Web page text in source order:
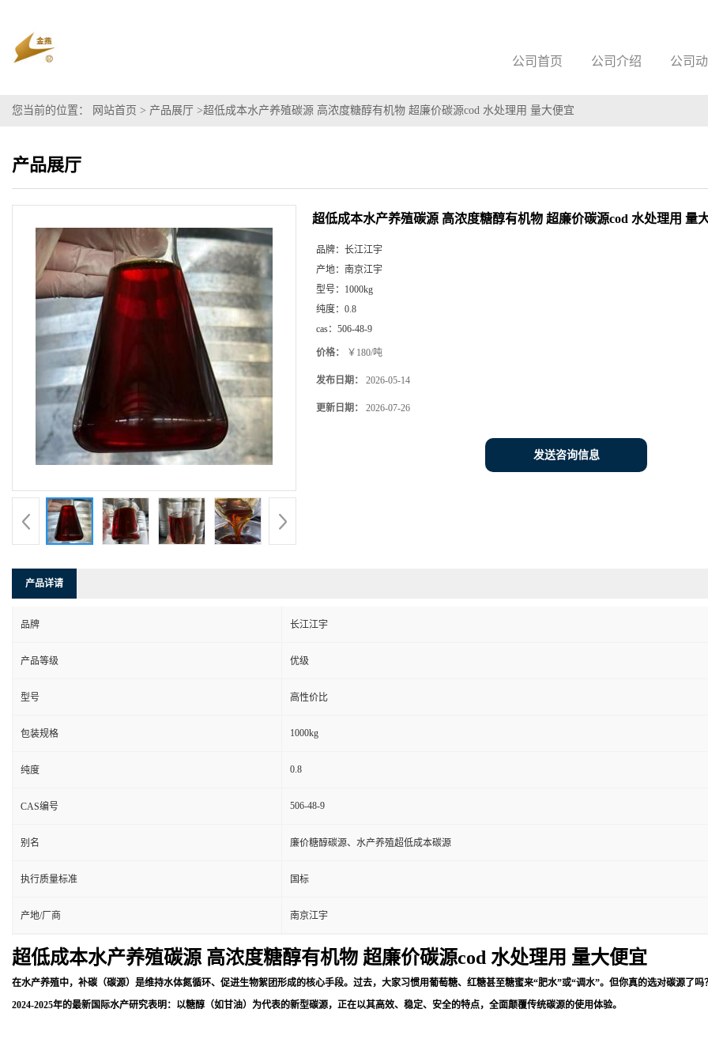
公司首页 公司介绍 公司
您当前的位置： 网站首页 > 产品展厅 >超低成本水产养殖碳源 高浓度糖醇有机物 超廉价碳源cod 水处理用 量大便宜
产品展厅
超低成本水产养殖碳源 高浓度糖醇有机物 超廉价碳源cod 水处理用 量
品牌： 长江江宇
产地： 南京江宇
型号： 1000kg
纯度： 0.8
cas： 506-48-9
价格： ￥180/吨
发布日期： 2026-05-14
更新日期： 2026-07-26
发送咨询信息
产品详请
品牌 长江江宇
产品等级 优级
型号 高性价比
包装规格 1000kg
纯度 0.8
CAS编号 506-48-9
别名 廉价糖醇碳源、水产养殖超低成本碳源
执行质量标准 国标
产地/厂商 南京江宇
超低成本水产养殖碳源 高浓度糖醇有机物 超廉价碳源cod 水处理用 量大便宜
在水产养殖中，补碳（碳源）是维持水体氮循环、促进生物絮团形成的核心手段。过去，大家习惯用葡萄糖、红糖甚至糖蜜来“肥水”或“调水”。但你真的选对碳源了吗
2024-2025年的最新国际水产研究表明：以糖醇（如甘油）为代表的新型碳源，正在以其高效、稳定、安全的特点，全面颠覆传统碳源的使用体验。